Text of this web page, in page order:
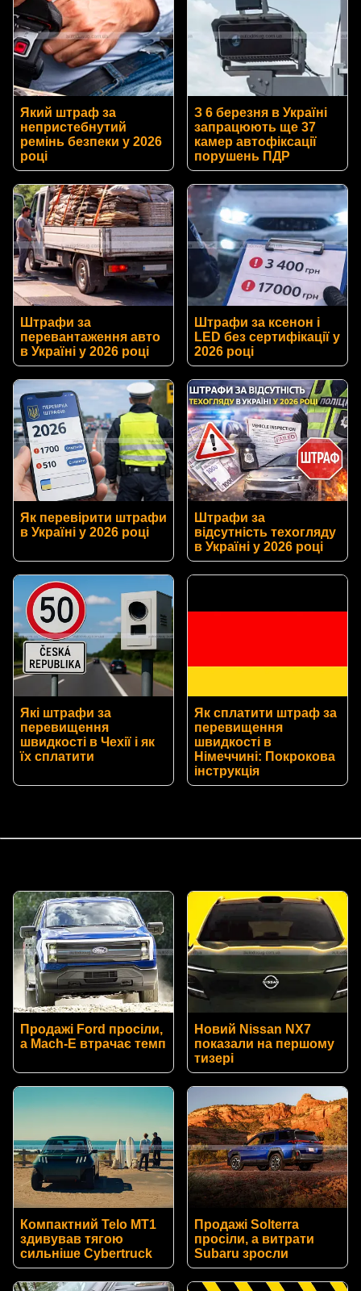
Який штраф за
непристебнутий
ремінь безпеки у 2026
році
З 6 березня в Україні
запрацюють ще 37
камер автофіксації
порушень ПДР
Штрафи за
перевантаження авто
в Україні у 2026 році
Штрафи за ксенон і
LED без сертифікації у
2026 році
Як перевірити штрафи
в Україні у 2026 році
Штрафи за
відсутність техогляду
в Україні у 2026 році
Які штрафи за
перевищення
швидкості в Чехії і як
їх сплатити
Як сплатити штраф за
перевищення
швидкості в
Німеччині: Покрокова
інструкція
Продажі Ford просіли,
а Mach-E втрачає темп
Новий Nissan NX7
показали на першому
тизері
Компактний Telo MT1
здивував тягою
сильніше Cybertruck
Продажі Solterra
просіли, а витрати
Subaru зросли